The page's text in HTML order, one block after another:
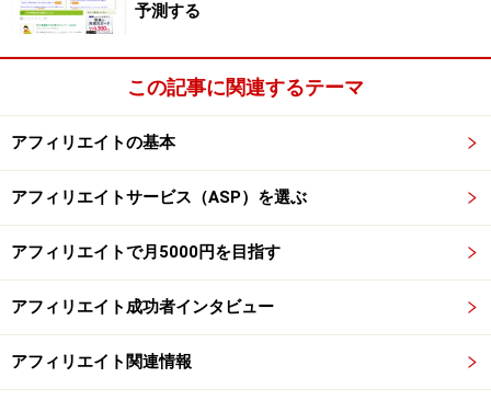
予測する
この記事に関連するテーマ
アフィリエイトの基本
アフィリエイトサービス（ASP）を選ぶ
アフィリエイトで月5000円を目指す
アフィリエイト成功者インタビュー
アフィリエイト関連情報